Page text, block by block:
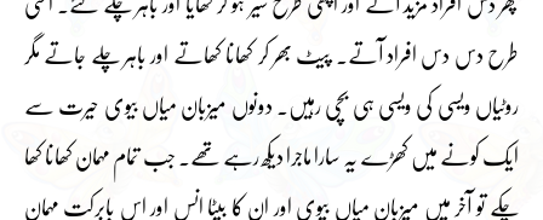
پھر دس افراد مزید آئے اور اچھی طرح سیر ہو کر کھایا اور باہر چلے گئے۔ اسی
طرح دس دس افراد آتے۔ پیٹ بھر کر کھانا کھاتے اور باہر چلے جاتے مگر
روٹیاں ویسی کی ویسی ہی بچی رہیں۔ دونوں میزبان میاں بیوی حیرت سے
ایک کونے میں کھڑے یہ سارا ماجرا دیکھ رہے تھے۔ جب تمام مہمان کھانا کھا
چکے تو آخر میں میزبان میاں بیوی اور ان کا بیٹا انس اور اس بابرکت مہمان